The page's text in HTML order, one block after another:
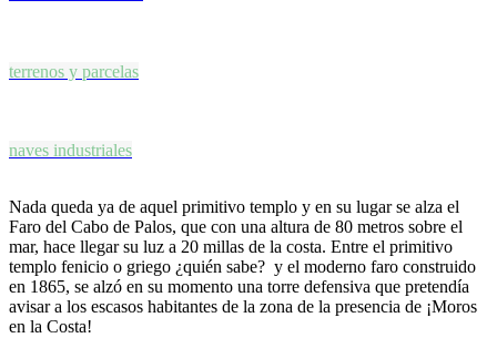
terrenos y parcelas
naves industriales
Nada queda ya de aquel primitivo templo y en su lugar se alza el
Faro del Cabo de Palos, que con una altura de 80 metros sobre el
mar, hace llegar su luz a 20 millas de la costa. Entre el primitivo
templo fenicio o griego ¿quién sabe? y el moderno faro construido
en 1865, se alzó en su momento una torre defensiva que pretendía
avisar a los escasos habitantes de la zona de la presencia de ¡Moros
en la Costa!